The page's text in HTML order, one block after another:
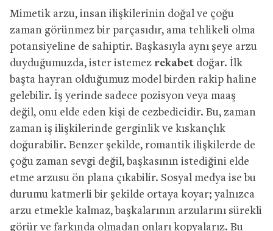
Mimetik arzu, insan ilişkilerinin doğal ve çoğu
zaman görünmez bir parçasıdır, ama tehlikeli olma
potansiyeline de sahiptir. Başkasıyla aynı şeye arzu
duyduğumuzda, ister istemez rekabet doğar. İlk
başta hayran olduğumuz model birden rakip haline
gelebilir. İş yerinde sadece pozisyon veya maaş
değil, onu elde eden kişi de cezbedicidir. Bu, zaman
zaman iş ilişkilerinde gerginlik ve kıskançlık
doğurabilir. Benzer şekilde, romantik ilişkilerde de
çoğu zaman sevgi değil, başkasının istediğini elde
etme arzusu ön plana çıkabilir. Sosyal medya ise bu
durumu katmerli bir şekilde ortaya koyar; yalnızca
arzu etmekle kalmaz, başkalarının arzularını sürekli
görür ve farkında olmadan onları kopyalarız. Bu